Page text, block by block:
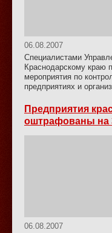
06.08.2007
Специалистами
Краснодарскому краю
мероприятия по
предприятиях и
Предприятия
оштрафованы на
06.08.2007